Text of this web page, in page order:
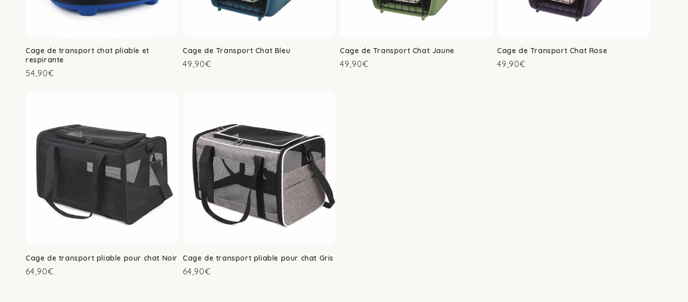
Cage de transport chat pliable et
respirante
Prix
54,90€
Cage de Transport Chat Bleu
Prix
49,90€
Cage de Transport Chat Jaune
Prix
49,90€
Cage de Transport Chat Rose
Prix
49,90€
Cage de transport pliable pour chat Noir
Prix
64,90€
Cage de transport pliable pour chat Gris
Prix
64,90€